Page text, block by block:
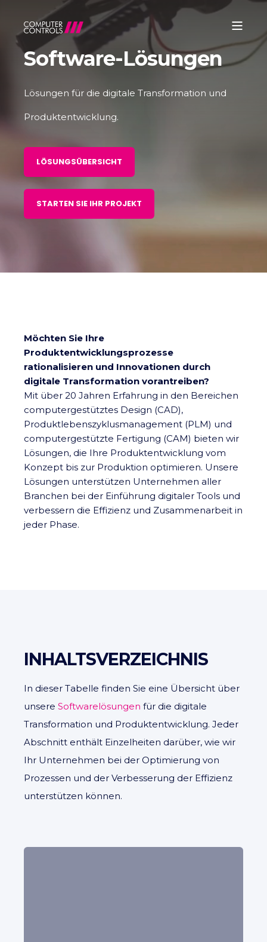
Software-Lösungen
Lösungen für die digitale Transformation und
Produktentwicklung.
LÖSUNGSÜBERSICHT
STARTEN SIE IHR PROJEKT
Möchten Sie Ihre
Produktentwicklungsprozesse
rationalisieren und Innovationen durch
digitale Transformation vorantreiben?
Mit über 20 Jahren Erfahrung in den Bereichen
computergestütztes Design (CAD),
Produktlebenszyklusmanagement (PLM) und
computergestützte Fertigung (CAM) bieten wir
Lösungen, die Ihre Produktentwicklung vom
Konzept bis zur Produktion optimieren. Unsere
Lösungen unterstützen Unternehmen aller
Branchen bei der Einführung digitaler Tools und
verbessern die Effizienz und Zusammenarbeit in
jeder Phase.
INHALTSVERZEICHNIS
In dieser Tabelle finden Sie eine Übersicht über
unsere Softwarelösungen für die digitale
Transformation und Produktentwicklung. Jeder
Abschnitt enthält Einzelheiten darüber, wie wir
Ihr Unternehmen bei der Optimierung von
Prozessen und der Verbesserung der Effizienz
unterstützen können.